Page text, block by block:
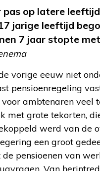
op latere
jarige leeftijd
7 jaar stopte
vorige eeuw niet
pensioenregeling
ambtenaren veel
met grote tekorten,
werd van de
een groot
pensioenen van